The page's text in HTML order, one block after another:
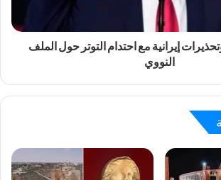
إيرانية مع احتدام التوتر حول الملف
النووي